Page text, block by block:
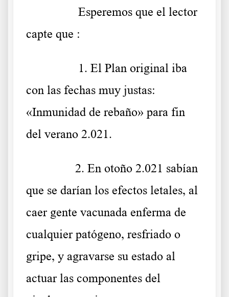
Esperemos que el lector
capte que :
1. El Plan original iba
con las fechas muy justas:
«Inmunidad de rebaño» para fin
del verano 2.021.
2. En otoño 2.021 sabían
que se darían los efectos letales, al
caer gente vacunada enferma de
cualquier patógeno, resfriado o
gripe, y agravarse su estado al
actuar las componentes del